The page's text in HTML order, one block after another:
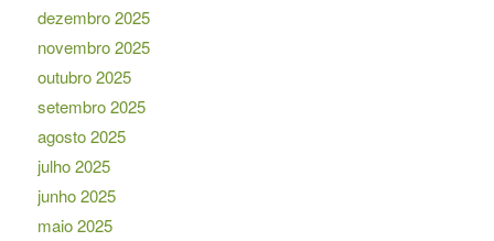
dezembro 2025
novembro 2025
outubro 2025
setembro 2025
agosto 2025
julho 2025
junho 2025
maio 2025